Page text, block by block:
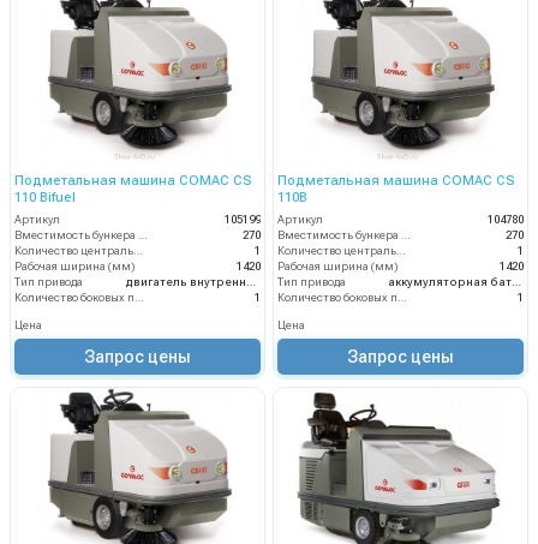
Подметальная машина COMAC CS
110 Bifuel
Артикул
105199
Вместимость бункера (л)
270
Количество центральных мусоросборных валиков (шт)
1
Рабочая ширина (мм)
1420
Тип привода
двигатель внутреннего сгорания
Количество боковых подметальных щёток (шт)
1
Цена
Запрос цены
Подметальная машина COMAC CS
110B
Артикул
104780
Вместимость бункера (л)
270
Количество центральных мусоросборных валиков (шт)
1
Рабочая ширина (мм)
1420
Тип привода
аккумуляторная батарея
Количество боковых подметальных щёток (шт)
1
Цена
Запрос цены